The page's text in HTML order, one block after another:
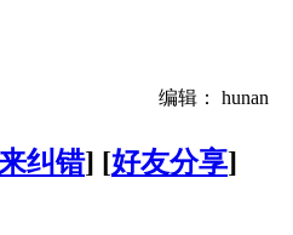
编辑： hunan
纠错] [好友分享]